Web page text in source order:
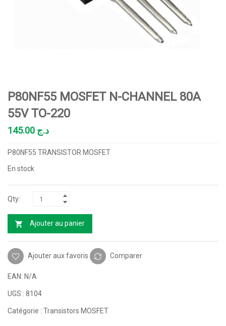
P80NF55 MOSFET N-CHANNEL 80A
55V TO-220
د.ج
P80NF55 TRANSISTOR MOSFET
En stock
Ajouter au panier
Ajouter aux favoris Comparer
EAN: N/A
UGS : 8104
Catégorie : Transistors MOSFET